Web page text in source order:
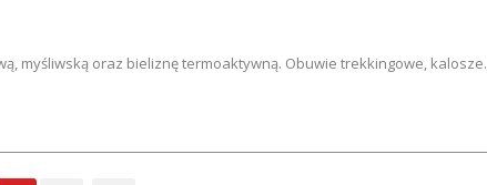
myśliwską oraz bieliznę termoaktywną. Obuwie trekkingowe, kalosze.